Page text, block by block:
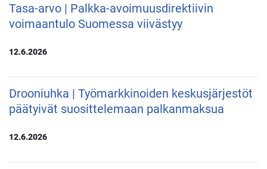
Tasa-arvo | Palkka-avoimuusdirektiivin
voimaantulo Suomessa viivästyy
12.6.2026
Drooniuhka | Työmarkkinoiden keskusjärjestöt
päätyivät suosittelemaan palkanmaksua
12.6.2026